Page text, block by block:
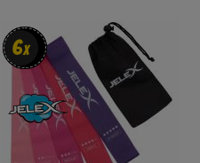
6x
6x